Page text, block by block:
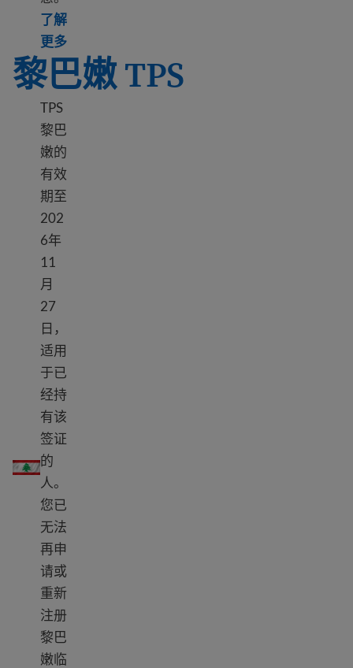
了解
更多Learn more about DED Hong Kong
黎巴嫩 TPS
黎巴嫩 TPS
TPS
黎巴
嫩的
有效
期至
202
6年
11
月
27
日，
适用
于已
经持
有该
签证
的
人。
您已
无法
再申
请或
重新
注册
黎巴
嫩临